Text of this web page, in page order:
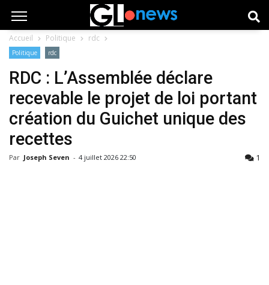
Accueil Politique rdc
Politique rdc
RDC : L’Assemblée déclare
recevable le projet de loi portant
création du Guichet unique des
recettes
Par Joseph Seven - 4 juillet 2026 22:50 1